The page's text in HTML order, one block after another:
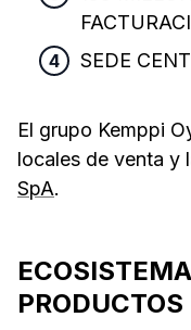
SEDE
El grupo Kemppi
locales de venta y
SpA.
PRODUCTOS